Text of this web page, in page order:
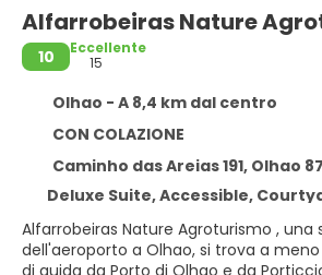
Alfarrobeiras Nature
10
Eccellente
15
Olhao - A 8,4 km dal centro
CON COLAZIONE
Caminho das Areias 191, Olhao
Deluxe Suite, Accessible,
Alfarrobeiras Nature Agroturismo , una
dell'aeroporto a Olhao, si trova a